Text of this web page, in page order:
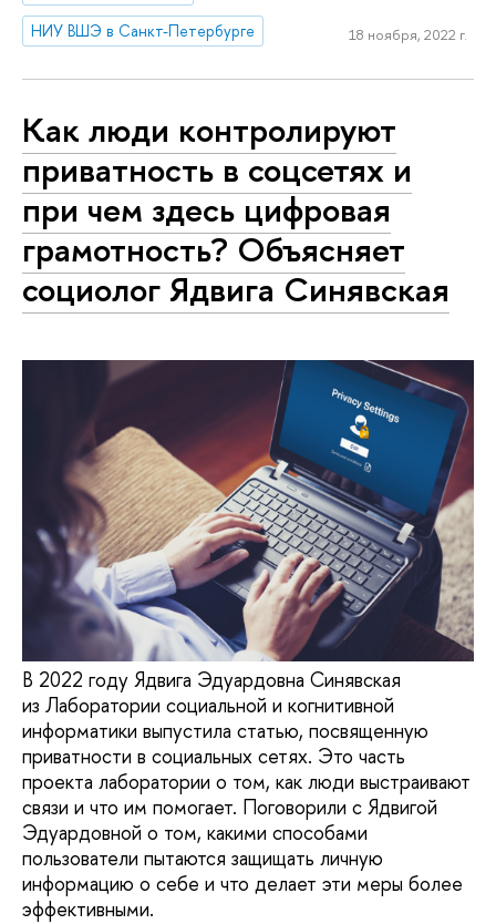
НИУ ВШЭ в Санкт-Петербурге
18 ноября, 2022 г.
Как люди контролируют
приватность в соцсетях и
при чем здесь цифровая
грамотность? Объясняет
социолог Ядвига Синявская
В 2022 году Ядвига Эдуардовна Синявская
из Лаборатории социальной и когнитивной
информатики выпустила статью, посвященную
приватности в социальных сетях. Это часть
проекта лаборатории о том, как люди выстраивают
связи и что им помогает. Поговорили с Ядвигой
Эдуардовной о том, какими способами
пользователи пытаются защищать личную
информацию о себе и что делает эти меры более
эффективными.